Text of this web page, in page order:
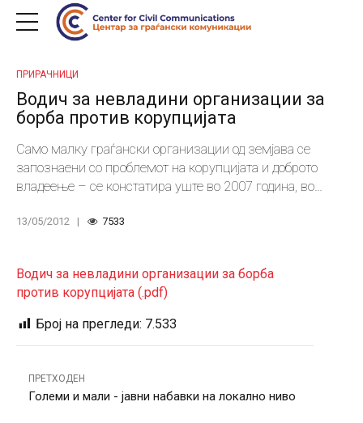
ПРИРАЧНИЦИ
Водич за невладини организации за
борба против корупцијата
Само малку граѓански организации од земјава се
запознаени со проблемот на корупцијата и доброто
владеење – се констатира уште во 2007 година, во
корупцијата.
13/05/2012 7533
Водич за невладини организации за борба
против корупцијата (.pdf)
Број на прегледи: 7.533
ПРЕТХОДЕН
Големи и мали - јавни набавки на локално ниво